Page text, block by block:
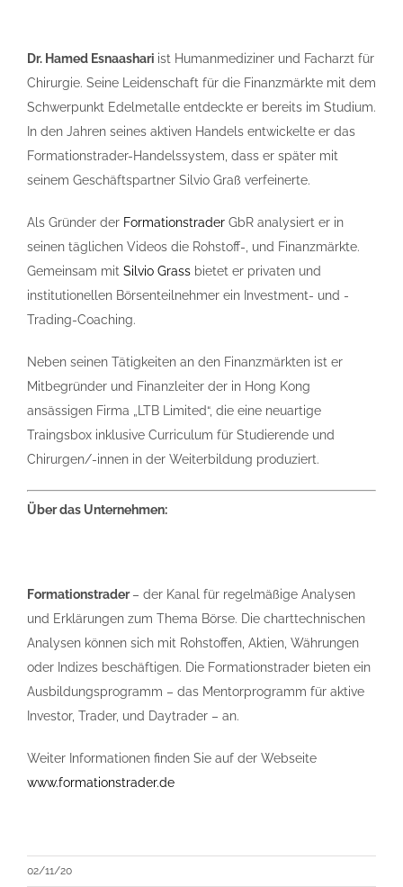
Dr. Hamed Esnaashari ist Humanmediziner und Facharzt für
Chirurgie. ­Seine Leidenschaft für die Finanzmärkte mit dem
Schwerpunkt Edel­metalle entdeckte er bereits im Studium.
In den Jahren seines aktiven Handels entwickelte er das
Formationstrader-Handelssystem, dass er später mit
seinem Geschäftspartner Silvio Graß verfeinerte.
Als Gründer der Formationstrader GbR analysiert er in
seinen täglichen ­Videos die Rohstoff-, und Finanzmärkte.
Gemeinsam mit Silvio Grass ­bietet er privaten und
institutionellen Börsenteilnehmer ein Investment- und ­
Trading-Coaching.
Neben seinen Tätigkeiten an den Finanzmärkten ist er
Mitbegründer und Finanzleiter der in Hong Kong
ansässigen Firma „LTB Limited“, die eine neuartige
Traingsbox inklusive Curriculum für Studierende und
Chirurgen/-innen in der Weiterbildung produziert.
Über das Unternehmen:
Formationstrader– der Kanal für regelmäßige Analysen
und Erklärungen zum Thema Börse. Die charttechnischen
Analysen können sich mit Rohstoffen, Aktien, Währungen
oder Indizes beschäftigen. Die Formationstrader bieten ein
Ausbildungsprogramm – das Mentorprogramm für aktive
Investor, Trader, und Daytrader – an.
Weiter Informationen finden Sie auf der Webseite
www.formationstrader.de
02/11/20